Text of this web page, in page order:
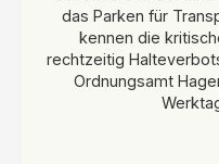
das Parken für
kennen die
rechtzeitig
Ordnungsamt